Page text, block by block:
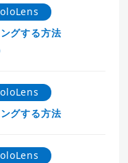
グする方法
グする方法